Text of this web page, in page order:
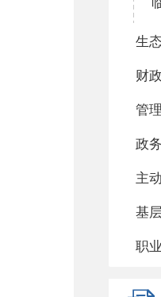
生
财
管
政
主
基
职